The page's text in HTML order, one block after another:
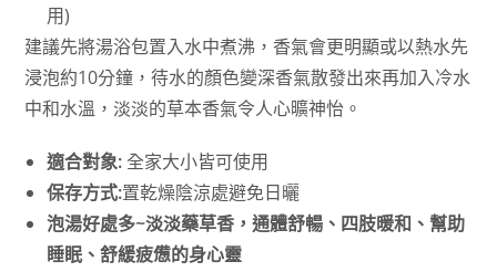
用)
建議先將湯浴包置入水中煮沸，香氣會更明顯或以熱水先
浸泡約10分鐘，待水的顏色變深香氣散發出來再加入冷水
中和水溫，淡淡的草本香氣令人心曠神怡。
適合對象:全家大小皆可使用
保存方式:置乾燥陰涼處避免日曬
泡湯好處多~淡淡藥草香，通體舒暢、四肢暖和、幫助
睡眠、舒緩疲憊的身心靈